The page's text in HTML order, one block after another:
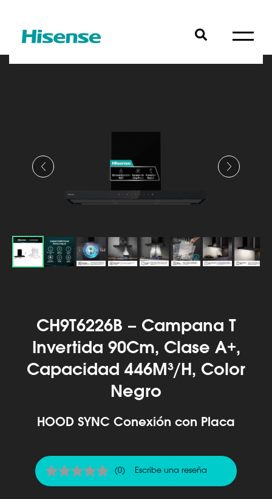
CH9T6226B – Campana T
Invertida 90Cm, Clase A+,
Capacidad 446M³/H, Color
Negro
HOOD SYNC Conexión con Placa
Sin
puntuación
(0) Escribe una reseña